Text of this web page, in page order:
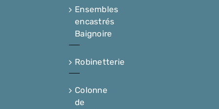
Ensembles
encastrés
Baignoire
Robinetterie
Colonne
de